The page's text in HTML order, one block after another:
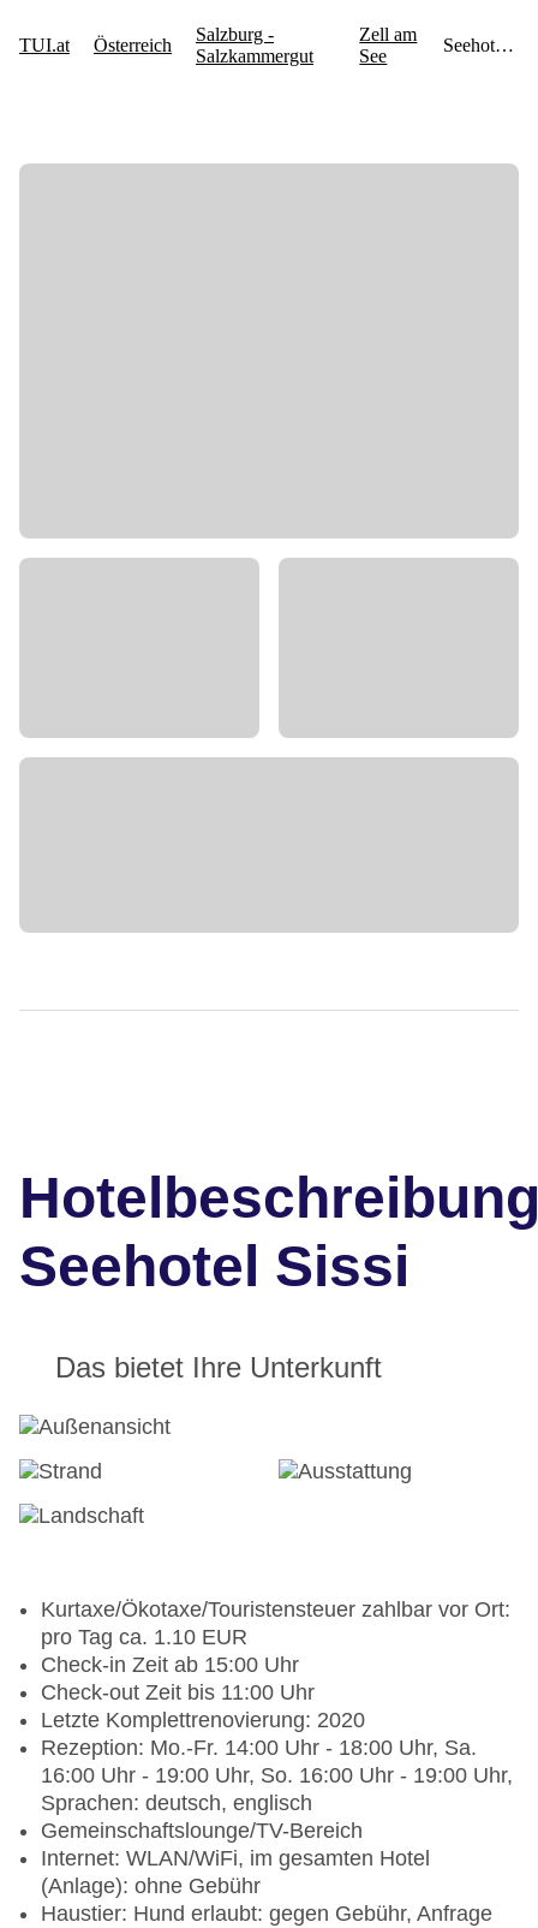
Seehotel Sissi
Das bietet Ihre Unterkunft
Kurtaxe/Ökotaxe/Touristensteuer zahlbar vor Ort:
pro Tag ca. 1.10 EUR
Check-in Zeit ab 15:00 Uhr
Check-out Zeit bis 11:00 Uhr
Letzte Komplettrenovierung: 2020
Rezeption: Mo.-Fr. 14:00 Uhr - 18:00 Uhr, Sa.
16:00 Uhr - 19:00 Uhr, So. 16:00 Uhr - 19:00 Uhr,
Sprachen: deutsch, englisch
Gemeinschaftslounge/TV-Bereich
Internet: WLAN/WiFi, im gesamten Hotel
(Anlage): ohne Gebühr
Haustier: Hund erlaubt: gegen Gebühr, Anfrage